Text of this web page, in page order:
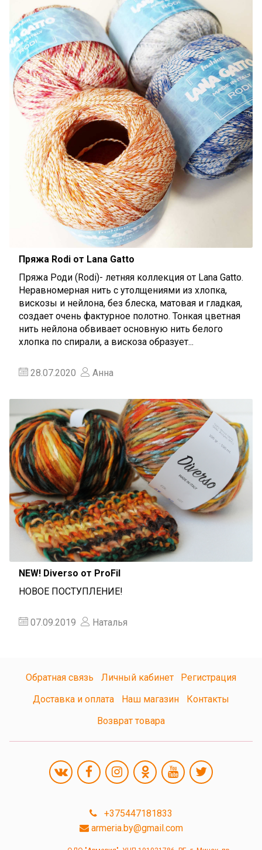
Пряжа Rodi от Lana Gatto
Пряжа Роди (Rodi)- летняя коллекция от Lana Gatto.
Неравномерная нить с утолщениями из хлопка,
вискозы и нейлона, без блеска, матовая и гладкая,
создает очень фактурное полотно. Тонкая цветная
нить нейлона обвивает основную нить белого
хлопка по спирали, а вискоза образует...
28.07.2020 Анна
NEW! Diverso от ProFil
НОВОЕ ПОСТУПЛЕНИЕ!
07.09.2019 Наталья
Обратная связь Личный кабинет
Регистрация
Доставка и оплата
Наш магазин
Контакты
Возврат товара
+375447181833
armeria.by@gmail.com